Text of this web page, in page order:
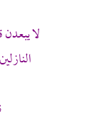
لا